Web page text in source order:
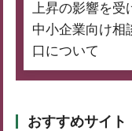
上昇の影響を受
中小企業向け相
口について
おすすめサイト